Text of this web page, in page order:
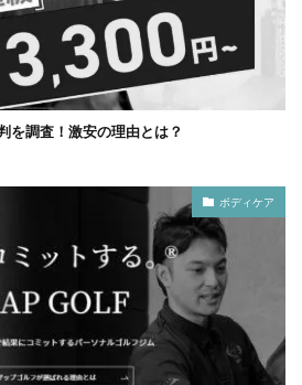
を調査！激安の理由とは？
ボディケア